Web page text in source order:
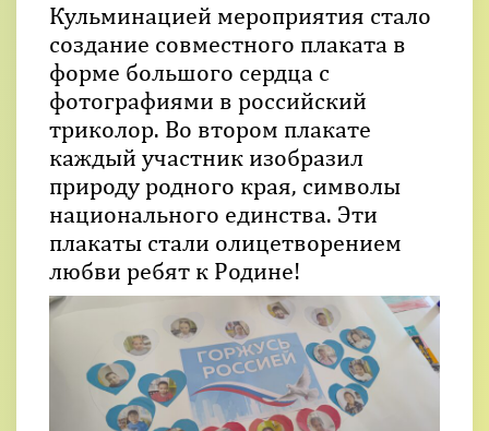
Кульминацией мероприятия стало
создание совместного плаката в
форме большого сердца с
фотографиями в российский
триколор. Во втором плакате
каждый участник изобразил
природу родного края, символы
национального единства. Эти
плакаты стали олицетворением
любви ребят к Родине!